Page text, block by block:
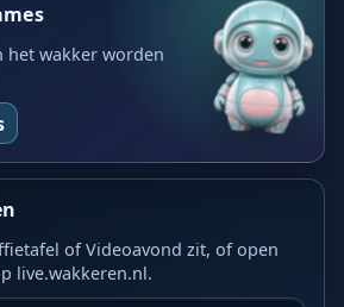
het wakker worden
of Videoavond zit, of open
live.wakkeren.nl.